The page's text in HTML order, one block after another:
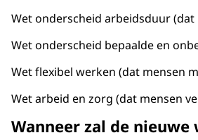
Wet onderscheid arbeidsduur
Wet onderscheid bepaalde en
Wet flexibel werken (dat mensen
Wet arbeid en zorg (dat mensen
Wanneer zal de